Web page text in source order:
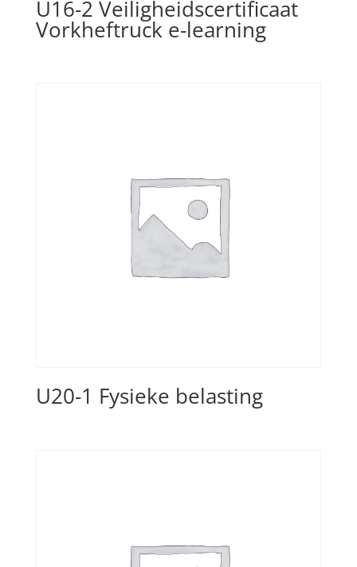
U16-2 Veiligheidscertificaat
Vorkheftruck e-learning
U20-1 Fysieke belasting